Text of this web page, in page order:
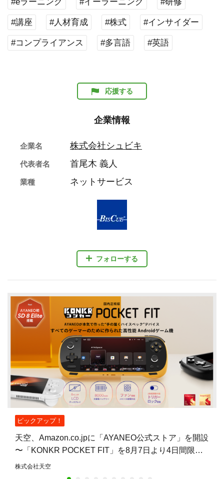
#講座 #人材育成 #株式 #インサイダー
#コンプライアンス #多言語 #英語
応援する
企業情報
フォローする
企業名 株式会社シュビキ
代表者名 首尾木 義人
業種 ネットサービス
ピックアップ！
天空、Amazon.co.jpに「AYANEO公式ストア」を開設
〜「KONKR POCKET FIT」を8月7日より4日間限定
で15%オフ〜
株式会社天空